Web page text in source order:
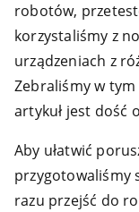
robotów,
korzystaliśmy z
urządzeniach z
Zebraliśmy w
artykuł jest dość
Aby ułatwić
przygotowaliśmy
razu przejść do